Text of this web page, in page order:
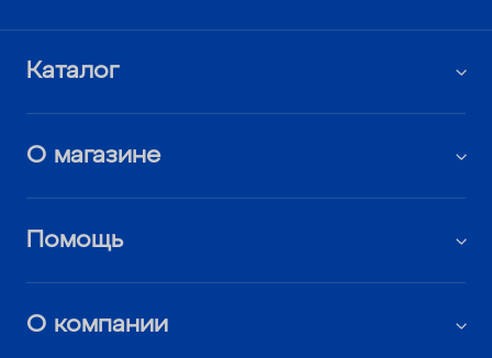
Каталог
О магазине
Помощь
О компании